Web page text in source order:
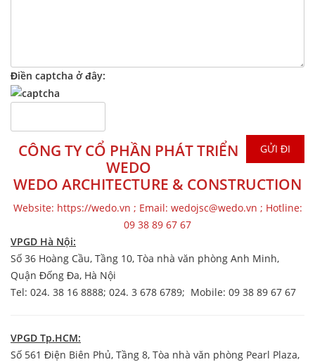
Điền captcha ở đây:
CÔNG TY CỔ PHẦN PHÁT TRIỂN
WEDO
WEDO ARCHITECTURE & CONSTRUCTION
Website: https://wedo.vn ; Email: wedojsc@wedo.vn ; Hotline:
09 38 89 67 67
VPGD Hà Nội:
Số 36 Hoàng Cầu, Tầng 10, Tòa nhà văn phòng Anh Minh,
Quận Đống Đa, Hà Nội
Tel: 024. 38 16 8888; 024. 3 678 6789; Mobile: 09 38 89 67 67
VPGD Tp.HCM:
Số 561 Điện Biên Phủ, Tầng 8, Tòa nhà văn phòng Pearl Plaza,